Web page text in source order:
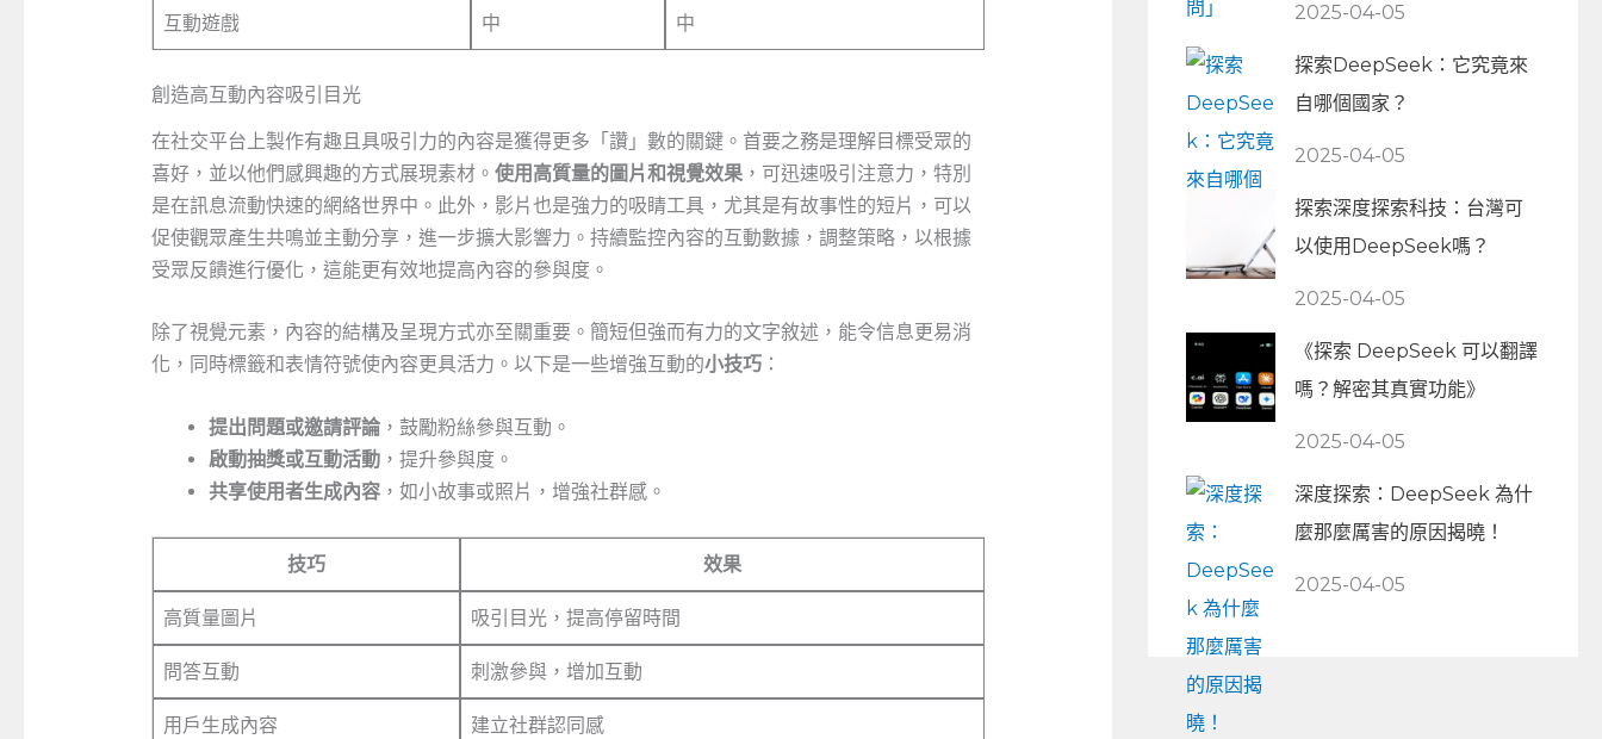
互動遊戲 中 中
創造高互動內容吸引目光
在社交平台上製作有趣且具吸引力的內容是獲得更多「讚」數的關鍵。首要之務是理解目標受眾的
喜好，並以他們感興趣的方式展現素材。 使用高質量的圖片和視覺效果，可迅速吸引注意力，特別
是在訊息流動快速的網絡世界中。此外，影片也是強力的吸睛工具，尤其是有故事性的短片，可以
促使觀眾產生共鳴並主動分享，進一步擴大影響力。持續監控內容的互動數據，調整策略，以根據
受眾反饋進行優化，這能更有效地提高內容的參與度。
除了視覺元素，內容的結構及呈現方式亦至關重要。簡短但強而有力的文字敘述，能令信息更易消
化，同時標籤和表情符號使內容更具活力。以下是一些增強互動的小技巧：
提出問題或邀請評論，鼓勵粉絲參與互動。
啟動抽獎或互動活動，提升參與度。
共享使用者生成內容，如小故事或照片，增強社群感。
技巧 效果
高質量圖片 吸引目光，提高停留時間
問答互動 刺激參與，增加互動
用戶生成內容 建立社群認同感
2025-04-05
探索DeepSeek：它究竟來
自哪個國家？
2025-04-05
探索深度探索科技：台灣可
以使用DeepSeek嗎？
2025-04-05
《探索 DeepSeek 可以翻譯
嗎？解密其真實功能》
2025-04-05
深度探索：DeepSeek 為什
麼那麼厲害的原因揭曉！
2025-04-05